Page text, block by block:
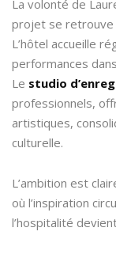
La volonté de
projet se retrouve
L’hôtel accueille
performances
Le studio
professionnels,
artistiques,
culturelle.
L’ambition est
où l’inspiration
l’hospitalité